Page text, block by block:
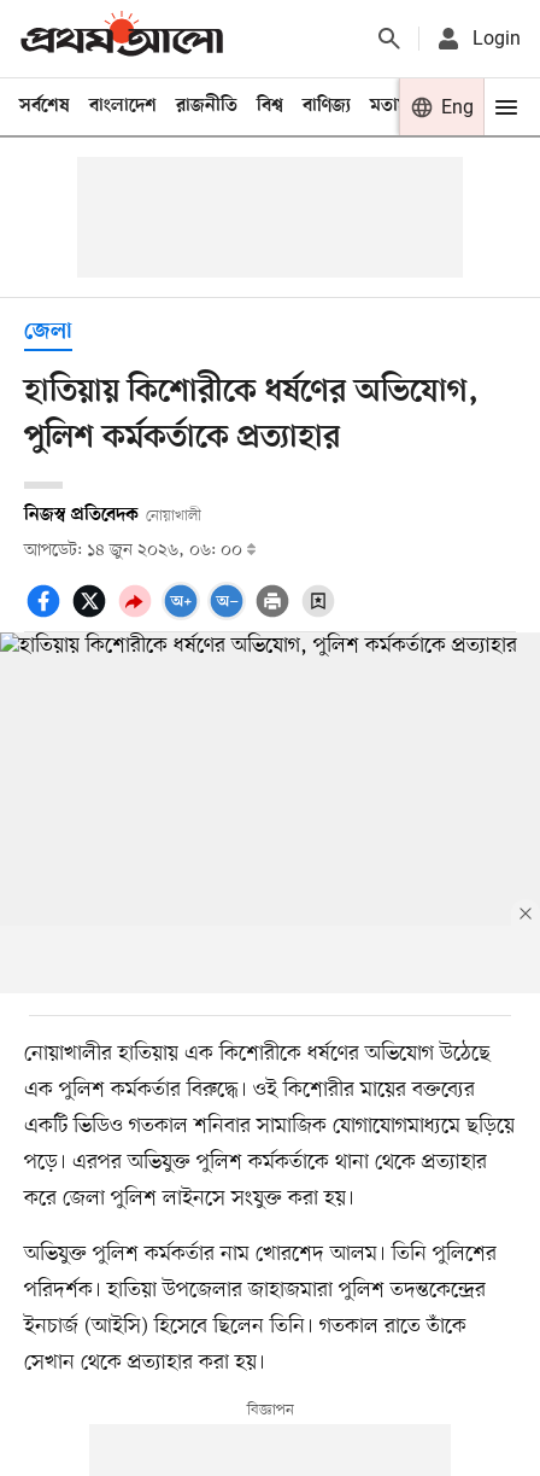
Login
সর্বশেষ বাংলাদেশ রাজনীতি বিশ্ব বাণিজ্য মতামত খেলা
Eng
জেলা
হাতিয়ায় কিশোরীকে ধর্ষণের অভিযোগ,
পুলিশ কর্মকর্তাকে প্রত্যাহার
নিজস্ব প্রতিবেদক নোয়াখালী
আপডেট: ১৪ জুন ২০২৬, ০৬: ০০
নোয়াখালীর হাতিয়ায় এক কিশোরীকে ধর্ষণের অভিযোগ উঠেছে
এক পুলিশ কর্মকর্তার বিরুদ্ধে। ওই কিশোরীর মায়ের বক্তব্যের
একটি ভিডিও গতকাল শনিবার সামাজিক যোগাযোগমাধ্যমে ছড়িয়ে
পড়ে। এরপর অভিযুক্ত পুলিশ কর্মকর্তাকে থানা থেকে প্রত্যাহার
করে জেলা পুলিশ লাইনসে সংযুক্ত করা হয়।
অভিযুক্ত পুলিশ কর্মকর্তার নাম খোরশেদ আলম। তিনি পুলিশের
পরিদর্শক। হাতিয়া উপজেলার জাহাজমারা পুলিশ তদন্তকেন্দ্রের
ইনচার্জ (আইসি) হিসেবে ছিলেন তিনি। গতকাল রাতে তাঁকে
সেখান থেকে প্রত্যাহার করা হয়।